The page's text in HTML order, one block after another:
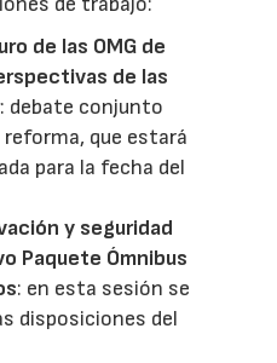
de las OMG de
de las
: debate conjunto
que estará
para la fecha del
y seguridad
Paquete Ómnibus
: en esta sesión se
disposiciones del